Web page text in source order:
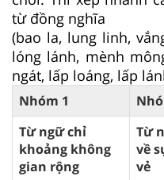
từ đồng nghĩa
(bao la, lung linh,
lóng lánh, mènh
ngát, lấp loáng, lấp
Nhóm 1
Từ ngữ chỉ
khoảng không
gian rộng
Từ
về
vẻ